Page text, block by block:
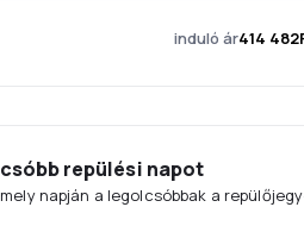
induló ár414
repülési napot
napján a legolcsóbbak a